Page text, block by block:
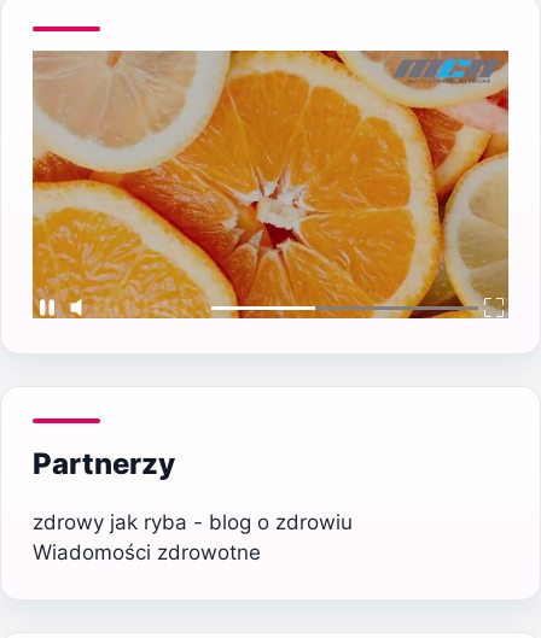
Partnerzy
zdrowy jak ryba - blog o zdrowiu
Wiadomości zdrowotne